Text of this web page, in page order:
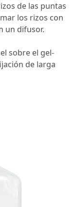
de las puntas
los rizos con
un difusor.
sobre el gel-
de larga